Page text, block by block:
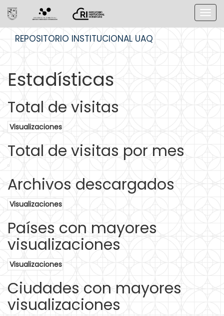
REPOSITORIO INSTITUCIONAL UAQ
Estadísticas
Total de visitas
Visualizaciones
Total de visitas por mes
Archivos descargados
Visualizaciones
Países con mayores
visualizaciones
Visualizaciones
Ciudades con mayores
visualizaciones